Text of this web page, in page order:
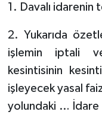
1. Davalı
2. Yukarıda
işlemin iptali
kesintisinin
işleyecek yasal
yolundaki … İdare